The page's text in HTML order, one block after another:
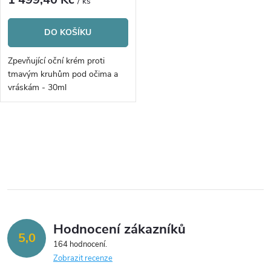
o
d
u
ů
r
o
d
u
DO KOŠÍKU
Zpevňující oční krém proti
tmavým kruhům pod očima a
vráskám - 30ml
l
d
a
5,0 Hodnocení zákazníků
164 hodnocení
Zobrazit recenze